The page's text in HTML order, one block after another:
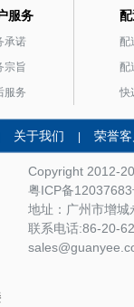
服务
承诺
宗旨
服务
配
配
快
关于我们 | 荣誉
Copyright 2012-
粤ICP备12037683
地址：广州市增
联系电话:86-20-